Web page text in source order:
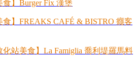
】 Burger Fix 漢堡
】 FREAKS CAFÉ & BISTRO 癮客
站美食】 La Famiglia 喬利堤羅馬料